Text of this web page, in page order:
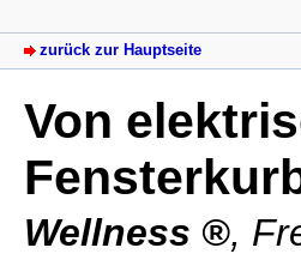
zurück zur Hauptseite
Von
Wellness ,